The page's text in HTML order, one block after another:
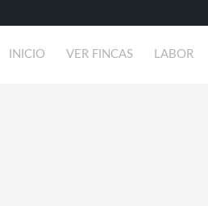
INICIO VER FINCAS LABOR